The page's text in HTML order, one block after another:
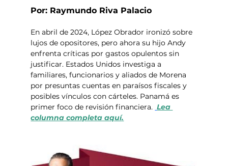
Por: Raymundo Riva Palacio
En abril de 2024, López Obrador ironizó sobre
lujos de opositores, pero ahora su hijo Andy
enfrenta críticas por gastos opulentos sin
justificar. Estados Unidos investiga a
familiares, funcionarios y aliados de Morena
por presuntas cuentas en paraísos fiscales y
posibles vínculos con cárteles. Panamá es
primer foco de revisión financiera. Lea
columna completa aquí.